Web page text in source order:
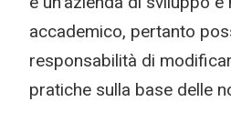
accademico, pertanto
responsabilità di
pratiche sulla base delle